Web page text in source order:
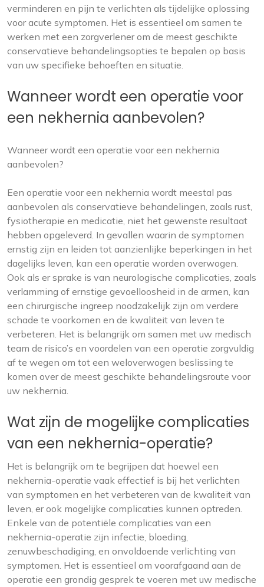
verminderen en pijn te verlichten als tijdelijke oplossing
voor acute symptomen. Het is essentieel om samen te
werken met een zorgverlener om de meest geschikte
conservatieve behandelingsopties te bepalen op basis
van uw specifieke behoeften en situatie.
Wanneer wordt een operatie voor
een nekhernia aanbevolen?
Wanneer wordt een operatie voor een nekhernia
aanbevolen?
Een operatie voor een nekhernia wordt meestal pas
aanbevolen als conservatieve behandelingen, zoals rust,
fysiotherapie en medicatie, niet het gewenste resultaat
hebben opgeleverd. In gevallen waarin de symptomen
ernstig zijn en leiden tot aanzienlijke beperkingen in het
dagelijks leven, kan een operatie worden overwogen.
Ook als er sprake is van neurologische complicaties, zoals
verlamming of ernstige gevoelloosheid in de armen, kan
een chirurgische ingreep noodzakelijk zijn om verdere
schade te voorkomen en de kwaliteit van leven te
verbeteren. Het is belangrijk om samen met uw medisch
team de risico’s en voordelen van een operatie zorgvuldig
af te wegen om tot een weloverwogen beslissing te
komen over de meest geschikte behandelingsroute voor
uw nekhernia.
Wat zijn de mogelijke complicaties
van een nekhernia-operatie?
Het is belangrijk om te begrijpen dat hoewel een
nekhernia-operatie vaak effectief is bij het verlichten
van symptomen en het verbeteren van de kwaliteit van
leven, er ook mogelijke complicaties kunnen optreden.
Enkele van de potentiële complicaties van een
nekhernia-operatie zijn infectie, bloeding,
zenuwbeschadiging, en onvoldoende verlichting van
symptomen. Het is essentieel om voorafgaand aan de
operatie een grondig gesprek te voeren met uw medische